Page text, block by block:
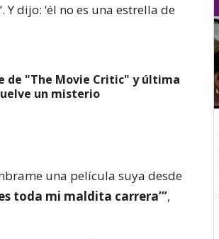
Y dijo: ‘él no es una estrella de
de "The Movie Critic" y última
un misterio
una película suya desde
toda mi maldita carrera’”,